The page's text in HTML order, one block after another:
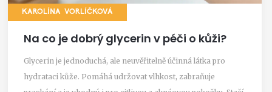
KAROLÍNA VORLÍČKOVÁ
Na co je dobrý glycerin v péči o kůži?
Glycerin je jednoduchá, ale neuvěřitelně účinná látka pro
hydrataci kůže. Pomáhá udržovat vlhkost, zabraňuje